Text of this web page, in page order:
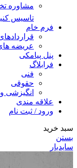
مشاوره
تاسیس
فرم خام
عریضه
پنل پیامکی
فرابلاگ
فنی
حقوقی
انگیزشی
علاقه مندی
ورود / ثبت نام
سبد خرید
بستن
سایدبار